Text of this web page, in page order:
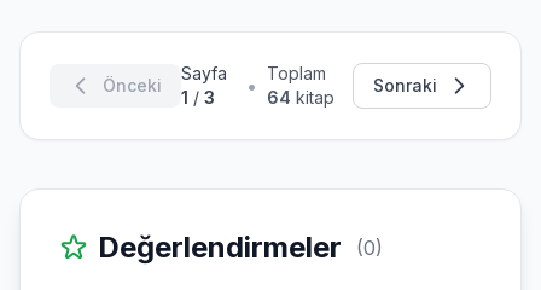
Önceki
Sayfa
1 / 3 •
Toplam
64 kitap
Sonraki
Değerlendirmeler (0)